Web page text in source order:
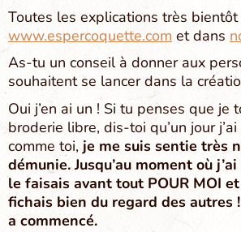
Toutes les explications très
www.espercoquette.com et dans
As-tu un conseil à donner aux
souhaitent se lancer dans la
Oui j’en ai un ! Si tu penses que je
broderie libre, dis-toi qu’un jour
comme toi, je me suis sentie très
démunie. Jusqu’au moment où
le faisais avant tout POUR MOI
fichais bien du regard des autres
a commencé.